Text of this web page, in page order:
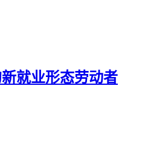
就业形态劳动者